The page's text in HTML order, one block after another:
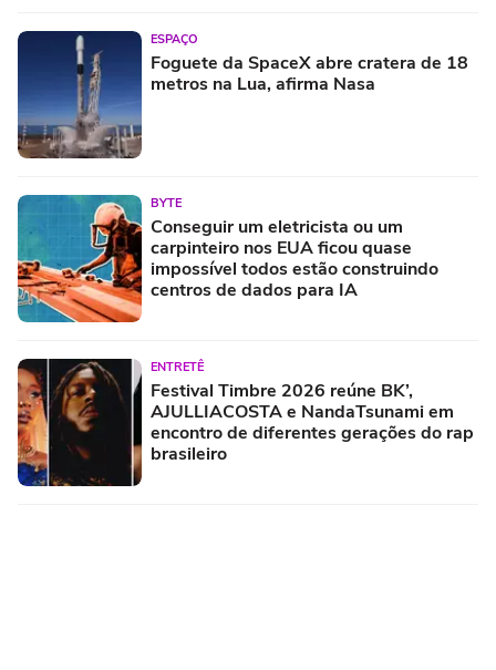
ESPAÇO
Foguete da SpaceX abre cratera de 18
metros na Lua, afirma Nasa
BYTE
Conseguir um eletricista ou um
carpinteiro nos EUA ficou quase
impossível todos estão construindo
centros de dados para IA
ENTRETÊ
Festival Timbre 2026 reúne BK’,
AJULLIACOSTA e NandaTsunami em
encontro de diferentes gerações do rap
brasileiro